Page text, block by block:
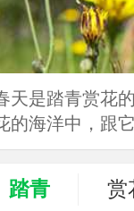
天是踏青赏花
的海洋中，跟
踏青 赏